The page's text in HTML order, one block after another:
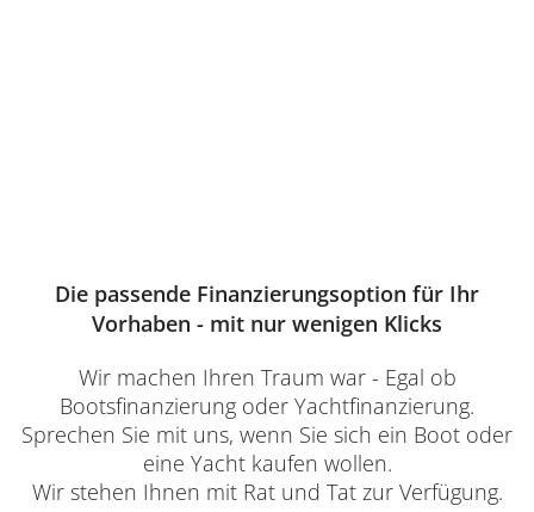
Die passende Finanzierungsoption für Ihr
Vorhaben - mit nur wenigen Klicks
Wir machen Ihren Traum war - Egal ob
Bootsfinanzierung oder Yachtfinanzierung.
Sprechen Sie mit uns, wenn Sie sich ein Boot oder
eine Yacht kaufen wollen.
Wir stehen Ihnen mit Rat und Tat zur Verfügung.